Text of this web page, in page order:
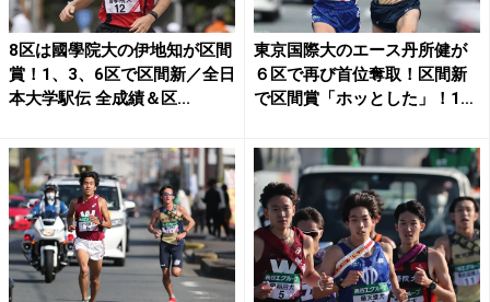
8区は國學院大の伊地知が区間
賞！1、3、6区で区間新／全日
本大学駅伝 全成績＆区...
東京国際大のエース丹所健が
６区で再び首位奪取！区間新
で区間賞「ホッとした」！1